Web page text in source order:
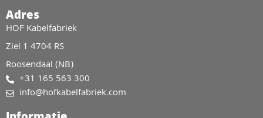
Adres
HOF Kabelfabriek
Ziel 1 4704 RS
Roosendaal (NB)
+31 165 563 300
info@hofkabelfabriek.com